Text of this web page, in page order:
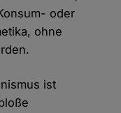
oder
ohne
ist